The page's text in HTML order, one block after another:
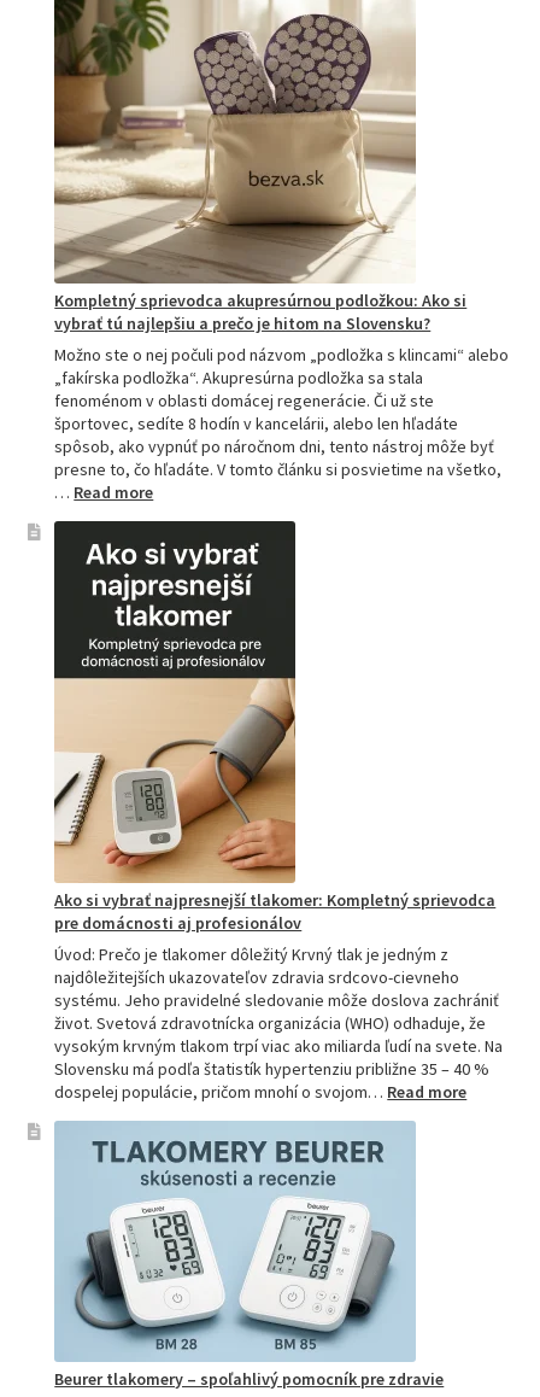
Kompletný sprievodca akupresúrnou podložkou: Ako si
vybrať tú najlepšiu a prečo je hitom na Slovensku?
Možno ste o nej počuli pod názvom „podložka s klincami“ alebo
„fakírska podložka“. Akupresúrna podložka sa stala
fenoménom v oblasti domácej regenerácie. Či už ste
športovec, sedíte 8 hodín v kancelárii, alebo len hľadáte
spôsob, ako vypnúť po náročnom dni, tento nástroj môže byť
presne to, čo hľadáte. V tomto článku si posvietime na všetko,
… Read more:
sprievodca
akupresúrnou
podložkou:
Ako
si
vybrať
tú
prečo
je
hitom
na
Slovensku?
Ako si vybrať najpresnejší tlakomer: Kompletný sprievodca
pre domácnosti aj profesionálov
Úvod: Prečo je tlakomer dôležitý Krvný tlak je jedným z
najdôležitejších ukazovateľov zdravia srdcovo-cievneho
systému. Jeho pravidelné sledovanie môže doslova zachrániť
život. Svetová zdravotnícka organizácia (WHO) odhaduje, že
vysokým krvným tlakom trpí viac ako miliarda ľudí na svete. Na
Slovensku má podľa štatistík hypertenziu približne 35 – 40 %
dospelej populácie, pričom mnohí o svojom… Read more:
Beurer tlakomery – spoľahlivý pomocník pre zdravie